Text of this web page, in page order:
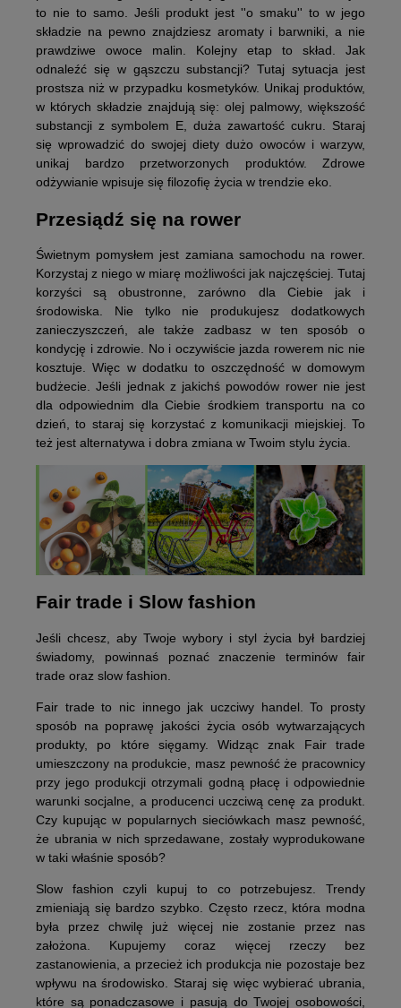
to nie to samo. Jeśli produkt jest ''o smaku'' to w jego
składzie na pewno znajdziesz aromaty i barwniki, a nie
prawdziwe owoce malin. Kolejny etap to skład. Jak
odnaleźć się w gąszczu substancji? Tutaj sytuacja jest
prostsza niż w przypadku kosmetyków. Unikaj produktów,
w których składzie znajdują się: olej palmowy, większość
substancji z symbolem E, duża zawartość cukru. Staraj
się wprowadzić do swojej diety dużo owoców i warzyw,
unikaj bardzo przetworzonych produktów. Zdrowe
odżywianie wpisuje się filozofię życia w trendzie eko.
Przesiądź się na rower
Świetnym pomysłem jest zamiana samochodu na rower.
Korzystaj z niego w miarę możliwości jak najczęściej. Tutaj
korzyści są obustronne, zarówno dla Ciebie jak i
środowiska. Nie tylko nie produkujesz dodatkowych
zanieczyszczeń, ale także zadbasz w ten sposób o
kondycję i zdrowie. No i oczywiście jazda rowerem nic nie
kosztuje. Więc w dodatku to oszczędność w domowym
budżecie. Jeśli jednak z jakichś powodów rower nie jest
dla odpowiednim dla Ciebie środkiem transportu na co
dzień, to staraj się korzystać z komunikacji miejskiej. To
też jest alternatywa i dobra zmiana w Twoim stylu życia.
Fair trade i Slow fashion
Jeśli chcesz, aby Twoje wybory i styl życia był bardziej
świadomy, powinnaś poznać znaczenie terminów fair
trade oraz slow fashion.
Fair trade to nic innego jak uczciwy handel. To prosty
sposób na poprawę jakości życia osób wytwarzających
produkty, po które sięgamy. Widząc znak Fair trade
umieszczony na produkcie, masz pewność że pracownicy
przy jego produkcji otrzymali godną płacę i odpowiednie
warunki socjalne, a producenci uczciwą cenę za produkt.
Czy kupując w popularnych sieciówkach masz pewność,
że ubrania w nich sprzedawane, zostały wyprodukowane
w taki właśnie sposób?
Slow fashion czyli kupuj to co potrzebujesz. Trendy
zmieniają się bardzo szybko. Często rzecz, która modna
była przez chwilę już więcej nie zostanie przez nas
założona. Kupujemy coraz więcej rzeczy bez
zastanowienia, a przecież ich produkcja nie pozostaje bez
wpływu na środowisko. Staraj się więc wybierać ubrania,
które są ponadczasowe i pasują do Twojej osobowości,